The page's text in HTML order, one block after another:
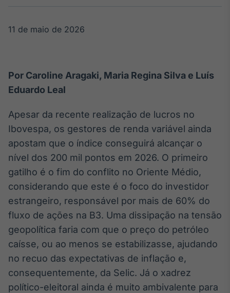
O setor de
Broadcast
White Label
Plataforma para
conteúdos
personalizados
Soluções de Dados
e Conteúdos
Broadcast
Plataforma para
negociação de
ativos
Broadcast
11 de maio de 2026
Por Caroline Aragaki, Maria Regina Silva e Luís
Eduardo Leal
Apesar da recente realização de lucros no
Ibovespa, os gestores de renda variável ainda
apostam que o índice conseguirá alcançar o
nível dos 200 mil pontos em 2026. O primeiro
gatilho é o fim do conflito no Oriente Médio,
considerando que este é o foco do investidor
estrangeiro, responsável por mais de 60% do
fluxo de ações na B3. Uma dissipação na tensão
geopolítica faria com que o preço do petróleo
caísse, ou ao menos se estabilizasse, ajudando
no recuo das expectativas de inflação e,
consequentemente, da Selic. Já o xadrez
político-eleitoral ainda é muito ambivalente para